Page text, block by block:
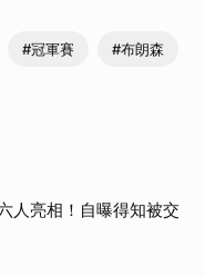
#冠軍賽 #布朗森
人亮相！自曝得知被交